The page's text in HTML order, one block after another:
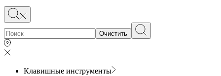
Очистить
Клавишные инструменты